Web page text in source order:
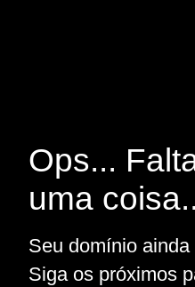
Ops...
uma
Seu domínio
Siga os próximos